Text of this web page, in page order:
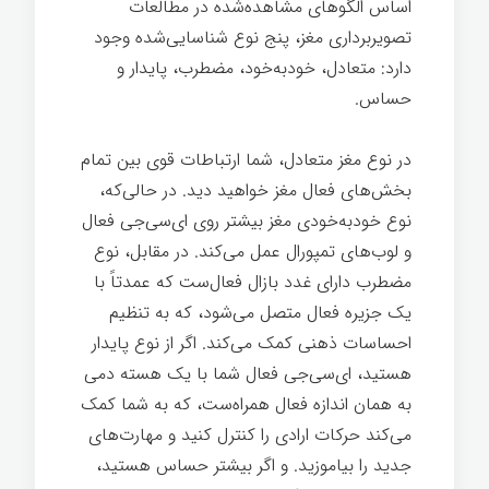
اساس الگوهای مشاهده‌شده در مطالعات
تصویربرداری مغز، پنج نوع شناسایی‌شده وجود
دارد: متعادل، خودبه‌خود، مضطرب، پایدار و
حساس.
در نوع مغز متعادل، شما ارتباطات قوی بین تمام
بخش‌های فعال مغز خواهید دید. در حالی‌که،
نوع خودبه‌خودی مغز بیشتر روی ای‌سی‌جی فعال
و لوب‌های تمپورال عمل می‌کند. در مقابل، نوع
مضطرب دارای غدد بازال فعال‌ست که عمدتاً با
یک جزیره فعال متصل می‌شود، که به تنظیم
احساسات ذهنی کمک می‌کند. اگر از نوع پایدار
هستید، ای‌سی‌جی فعال شما با یک هسته دمی
به همان اندازه فعال همراه‌ست، که به شما کمک
می‌کند حرکات ارادی را کنترل کنید و مهارت‌های
جدید را بیاموزید. و اگر بیشتر حساس هستید،